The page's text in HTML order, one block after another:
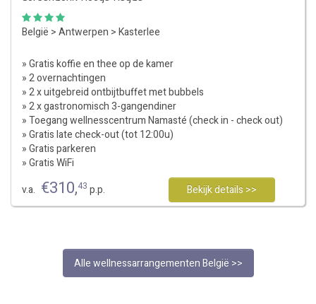
België >Antwerpen >Kasterlee
» Gratis koffie en thee op de kamer
» 2 overnachtingen
» 2 x uitgebreid ontbijtbuffet met bubbels
» 2 x gastronomisch 3-gangendiner
» Toegang wellnesscentrum Namasté (check in - check out)
» Gratis late check-out (tot 12:00u)
» Gratis parkeren
» Gratis WiFi
v.a. €310,43 p.p. Bekijk details >>
Alle wellnessarrangementen België >>